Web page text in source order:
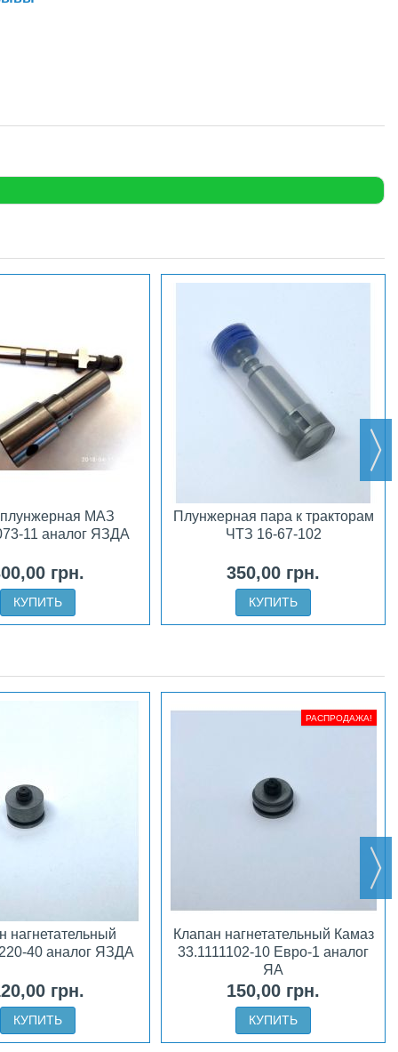
МАЗ
11 аналог ЯЗДА
грн.
КУПИТЬ
Плунжерная пара к тракторам
ЧТЗ 16-67-102
350,00 грн.
КУПИТЬ
нагнетательный
40 аналог ЯЗДА
грн.
КУПИТЬ
РАСПРОДАЖА!
Клапан нагнетательный Камаз
33.1111102-10 Евро-1 аналог
ЯА
150,00 грн.
КУПИТЬ